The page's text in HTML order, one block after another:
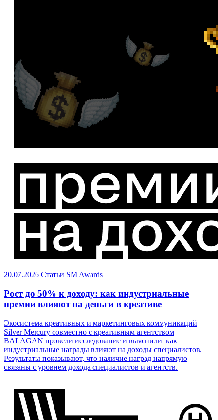
20.07.2026 Статьи SM Awards
Рост до 50% к доходу: как индустриальные
премии влияют на деньги в креативе
Экосистема креативных и маркетинговых коммуникаций
Silver Mercury совместно с креативным агентством
BALAGAN провели исследование и выяснили, как
индустриальные награды влияют на доходы специалистов.
Результаты показывают, что наличие наград напрямую
связаны с уровнем дохода специалистов и агентств.